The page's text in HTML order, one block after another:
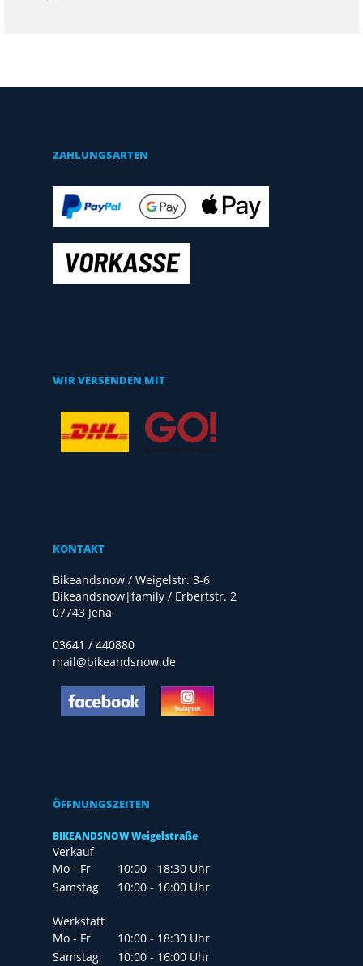
ZAHLUNGSARTEN
WIR VERSENDEN MIT
KONTAKT
Bikeandsnow / Weigelstr. 3-6
Bikeandsnow|family / Erbertstr. 2
07743 Jena
03641 / 440880
mail@bikeandsnow.de
ÖFFNUNGSZEITEN
BIKEANDSNOW Weigelstraße
Verkauf
Mo - Fr
10:00 - 18:30 Uhr
Samstag
10:00 - 16:00 Uhr
Werkstatt
Mo - Fr
10:00 - 18:30 Uhr
Samstag
10:00 - 16:00 Uhr